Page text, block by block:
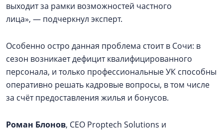
выходит за рамки возможностей частного
лица», — подчеркнул эксперт.
Особенно остро данная проблема стоит в Сочи: в
сезон возникает дефицит квалифицированного
персонала, и только профессиональные УК способны
оперативно решать кадровые вопросы, в том числе
за счёт предоставления жилья и бонусов.
Роман Блонов, CEO Proptech Solutions и